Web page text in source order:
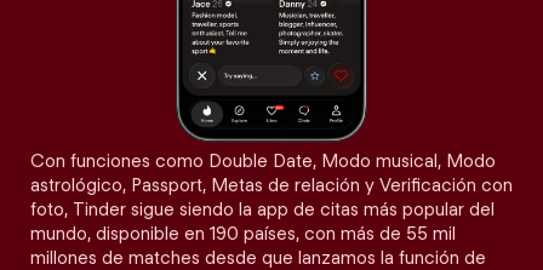
Con funciones como Double Date, Modo musical, Modo
astrológico, Passport, Metas de relación y Verificación con
foto, Tinder sigue siendo la app de citas más popular del
mundo, disponible en 190 países, con más de 55 mil
millones de matches desde que lanzamos la función de